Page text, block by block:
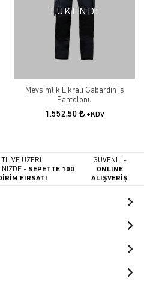
TÜKENDİ
Mevsimlik Likralı Gabardin İş
Pantolonu
1.552,50 +KDV
TL VE ÜZERİ
-SEPETTE 100
FIRSATI
GÜVENLİ -
ONLINE
ALIŞVERİŞ